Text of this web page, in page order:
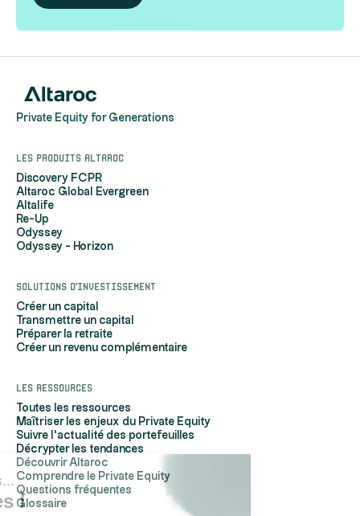
Salut c'est nous...
les Cookies !
Private Equity for Generations
Les produits Altaroc
Discovery FCPR
Altaroc Global Evergreen
Altalife
Re-Up
Odyssey
Odyssey - Horizon
Solutions d'investissement
Créer un capital
Transmettre un capital
Préparer la retraite
Créer un revenu complémentaire
Les ressources
Toutes les ressources
Maîtriser les enjeux du Private Equity
Suivre l'actualité des portefeuilles
Décrypter les tendances
Découvrir Altaroc
Comprendre le Private Equity
Questions fréquentes
Glossaire